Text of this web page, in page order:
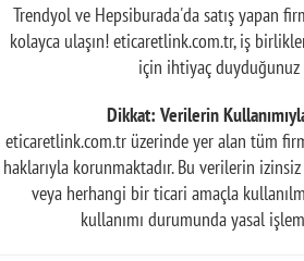
Trendyol ve Hepsiburada'da satış yapan
kolayca ulaşın! eticaretlink.com.tr, iş
için ihtiyaç duyduğunuz
Dikkat: Verilerin
eticaretlink.com.tr üzerinde yer alan tüm
haklarıyla korunmaktadır. Bu verilerin izinsiz
veya herhangi bir ticari amaçla
kullanımı durumunda yasal